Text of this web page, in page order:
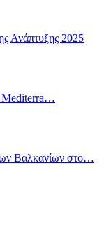
Ανάπτυξης 2025
Mediterra…
Βαλκανίων στο…